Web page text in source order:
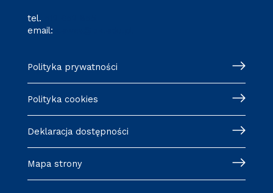
tel.
email:
Polityka prywatności
Polityka cookies
Deklaracja dostępności
Mapa strony